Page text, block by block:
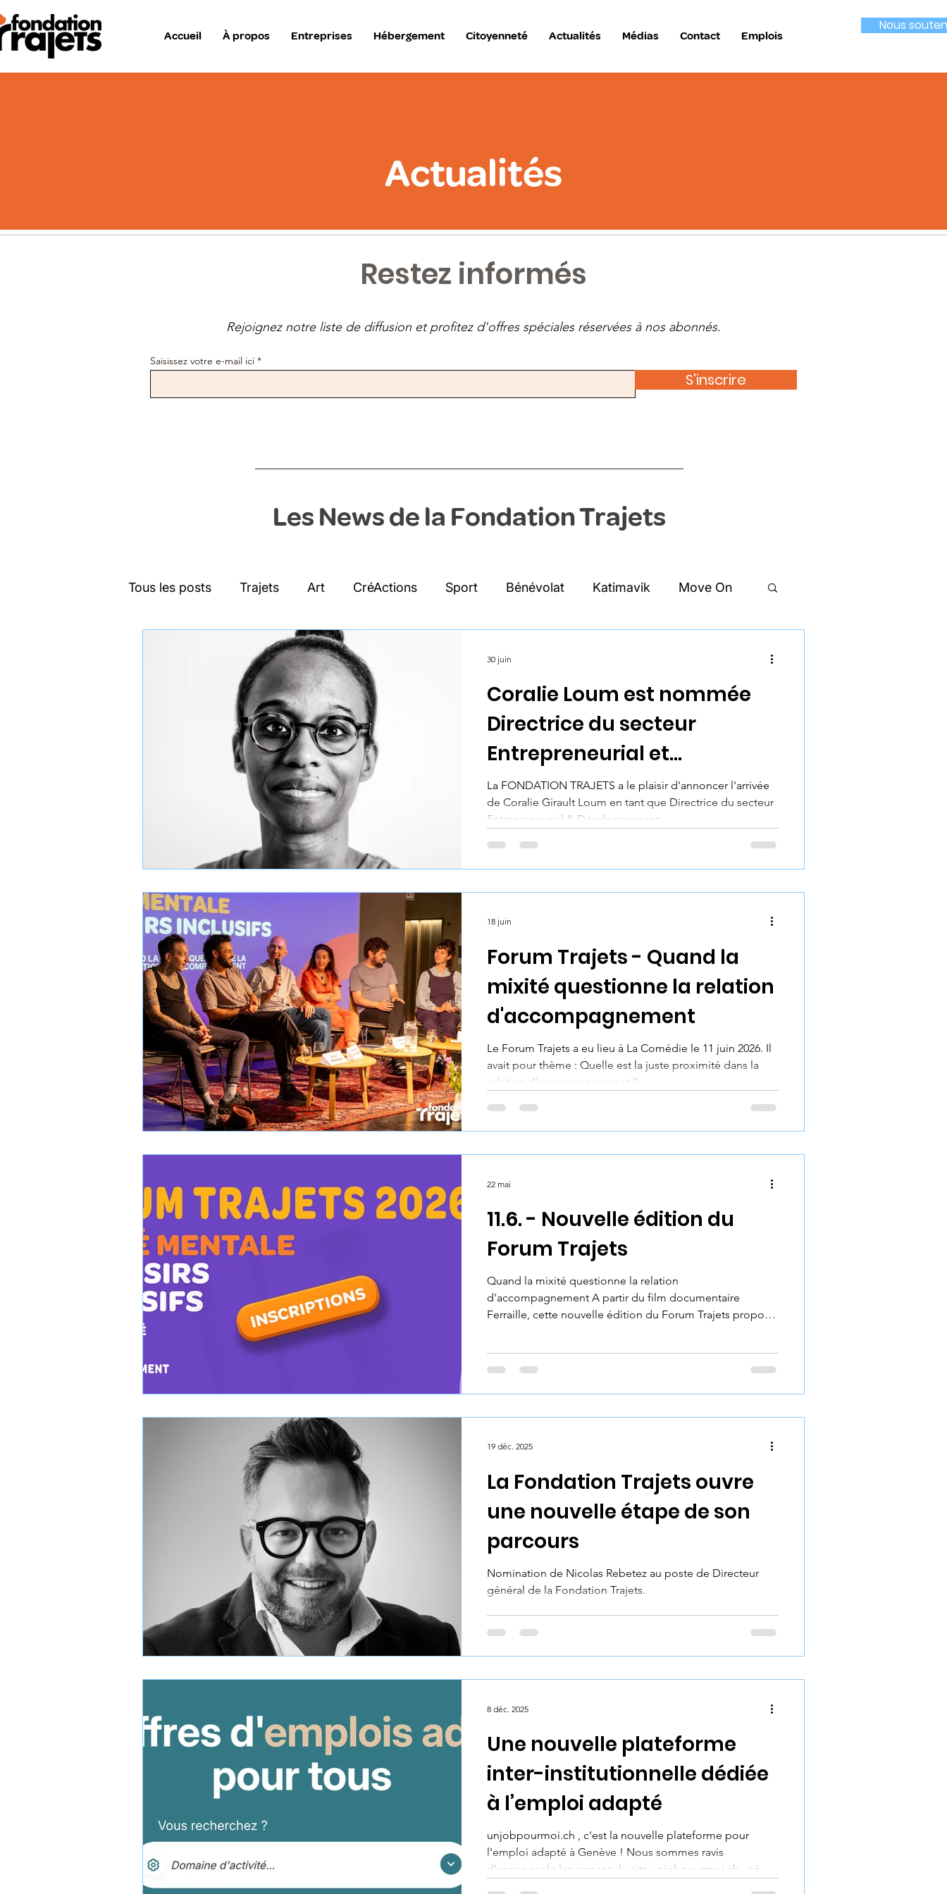
Accueil À propos Entreprises Hébergement Citoyenneté Actualités Médias Contact Emplois
Nous
Actualités
Restez informés
Rejoignez notre liste de diffusion et profitez d'offres spéciales réservées à nos abonnés.
Saisissez votre e-mail ici
S'inscrire
Les News de la Fondation Trajets
Tous les posts Trajets Art CréActions Sport Bénévolat Katimavik Move On
Katimavik La Manivelle
Hébergement Info interne collaborateurs
Coralie Loum est nommée
Directrice du secteur
Entrepreneurial et
Développement.
La FONDATION TRAJETS a le plaisir d'annoncer l'arrivée
de Coralie Girault Loum en tant que Directrice du secteur
Entrepreneurial & Développement.
30 juin
Forum Trajets - Quand la
mixité questionne la relation
d'accompagnement
Le Forum Trajets a eu lieu à La Comédie le 11 juin 2026. Il
avait pour thème : Quelle est la juste proximité dans la
relation d'accompagnement ?
18 juin
11.6. - Nouvelle édition du
Forum Trajets
Quand la mixité questionne la relation
d'accompagnement A partir du film documentaire
Ferraille, cette nouvelle édition du Forum Trajets propose
distance” ou "la juste proximité" dans la relation
relation d'accompagnement vers plus d’horizontalité, ces
questions ne manquent pas de bousculer certaines de
22 mai
La Fondation Trajets ouvre
une nouvelle étape de son
parcours
Nomination de Nicolas Rebetez au poste de Directeur
général de la Fondation Trajets.
19 déc. 2025
Une nouvelle plateforme
inter-institutionnelle dédiée
à l’emploi adapté
unjobpourmoi.ch , c'est la nouvelle plateforme pour
l'emploi adapté à Genève ! Nous sommes ravis
d’annoncer le lancement du site unjobpourmoi.ch , né
8 déc. 2025